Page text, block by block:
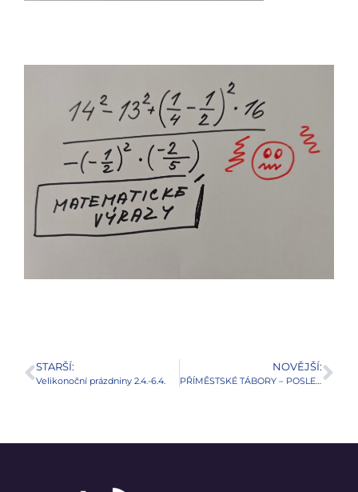
STARŠÍ:
Velikonoční prázdniny 2.4.-6.4.
NOVĚJŠÍ:
PŘÍMĚSTSKÉ TÁBORY – POSLEDNÍ 2 TÝDNY V SRPNU :-)